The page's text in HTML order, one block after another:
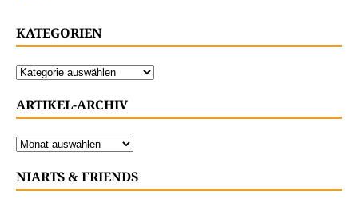
KATEGORIEN
ARTIKEL-ARCHIV
NIARTS & FRIENDS